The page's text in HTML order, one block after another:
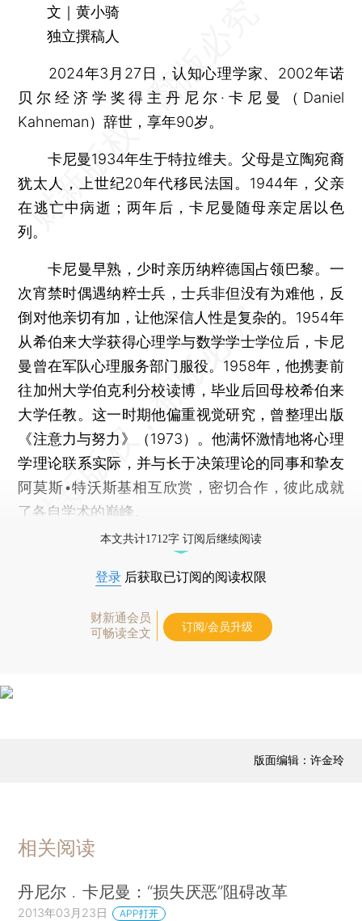
文｜黄小骑
独立撰稿人
2024年3月27日，认知心理学家、2002年诺
贝尔经济学奖得主丹尼尔·卡尼曼（Daniel
Kahneman）辞世，享年90岁。
卡尼曼1934年生于特拉维夫。父母是立陶宛裔
犹太人，上世纪20年代移民法国。1944年，父亲
在逃亡中病逝；两年后，卡尼曼随母亲定居以色
列。
卡尼曼早熟，少时亲历纳粹德国占领巴黎。一
次宵禁时偶遇纳粹士兵，士兵非但没有为难他，反
倒对他亲切有加，让他深信人性是复杂的。1954年
从希伯来大学获得心理学与数学学士学位后，卡尼
曼曾在军队心理服务部门服役。1958年，他携妻前
往加州大学伯克利分校读博，毕业后回母校希伯来
大学任教。这一时期他偏重视觉研究，曾整理出版
《注意力与努力》（1973）。他满怀激情地将心理
学理论联系实际，并与长于决策理论的同事和挚友
阿莫斯•特沃斯基相互欣赏，密切合作，彼此成就
了各自学术的巅峰。
本文共计1712字 订阅后继续阅读
登录 后获取已订阅的阅读权限
财新通会员
可畅读全文
订阅/会员升级
版面编辑：许金玲
相关阅读
丹尼尔﹒卡尼曼：“损失厌恶”阻碍改革
2013年03月23日 APP打开